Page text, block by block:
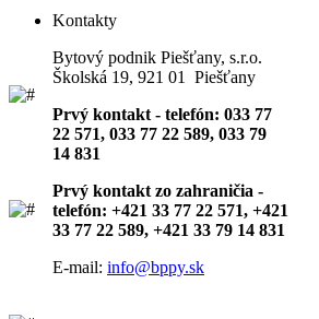
Kontakty
Bytový podnik Piešťany, s.r.o.
Školská 19, 921 01 Piešťany
Prvý kontakt - telefón: 033 77
22 571, 033 77 22 589, 033 79
14 831
Prvý kontakt zo zahraničia -
telefón: +421 33 77 22 571, +421
33 77 22 589, +421 33 79 14 831
E-mail: info@bppy.sk